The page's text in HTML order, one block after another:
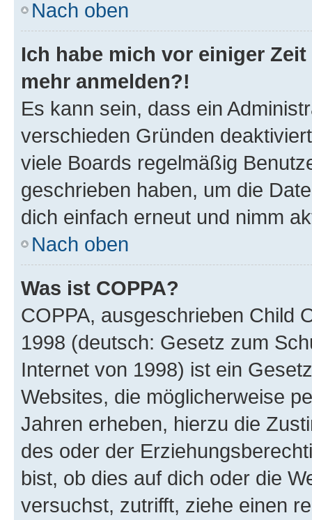
Nach oben
Ich habe mich vor einiger
mehr anmelden?!
Es kann sein, dass ein
verschieden Gründen
viele Boards regelmäßig
geschrieben haben, um die
dich einfach erneut und nimm
Nach oben
Was ist COPPA?
COPPA, ausgeschrieben Child
1998 (deutsch: Gesetz zum
Internet von 1998) ist ein
Websites, die möglicherweise
Jahren erheben, hierzu die
des oder der
bist, ob dies auf dich oder die
versuchst, zutrifft, ziehe einen